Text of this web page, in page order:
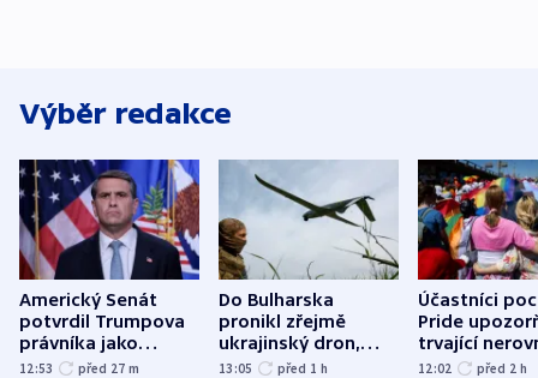
Výběr redakce
Americký Senát
potvrdil Trumpova
právníka jako
ministra
12:53 před 27 m
Do Bulharska
pronikl zřejmě
ukrajinský dron,
explodoval kilometr
13:05 před 1 h
Účastníci
Pride
trvající
12:02 před 2 h